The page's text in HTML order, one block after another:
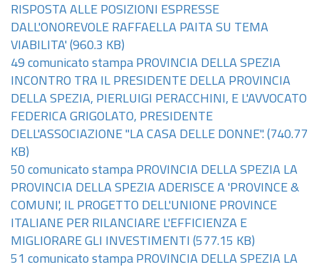
RISPOSTA ALLE POSIZIONI ESPRESSE
DALL'ONOREVOLE RAFFAELLA PAITA SU TEMA
VIABILITA' (960.3 KB)
49 comunicato stampa PROVINCIA DELLA SPEZIA
INCONTRO TRA IL PRESIDENTE DELLA PROVINCIA
DELLA SPEZIA, PIERLUIGI PERACCHINI, E L'AVVOCATO
FEDERICA GRIGOLATO, PRESIDENTE
DELL'ASSOCIAZIONE "LA CASA DELLE DONNE". (740.77
KB)
50 comunicato stampa PROVINCIA DELLA SPEZIA LA
PROVINCIA DELLA SPEZIA ADERISCE A 'PROVINCE &
COMUNI', IL PROGETTO DELL'UNIONE PROVINCE
ITALIANE PER RILANCIARE L'EFFICIENZA E
MIGLIORARE GLI INVESTIMENTI (577.15 KB)
51 comunicato stampa PROVINCIA DELLA SPEZIA LA